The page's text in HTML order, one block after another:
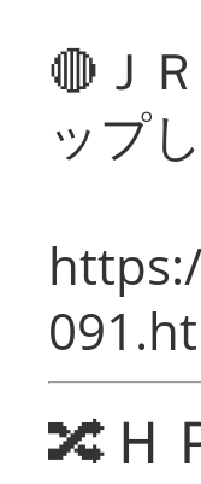
🔴Ｊ
ップ
🔀Ｈ